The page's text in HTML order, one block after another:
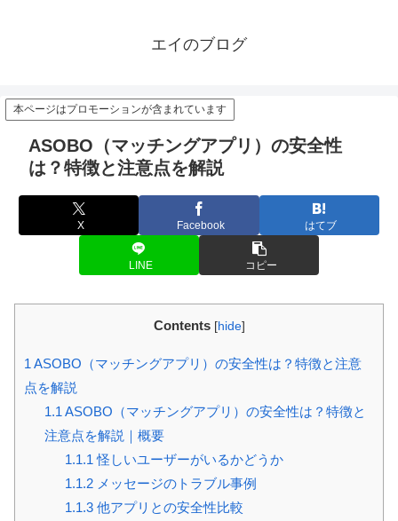
エイのブログ
本ページはプロモーションが含まれています
ASOBO（マッチングアプリ）の安全性
は？特徴と注意点を解説
X Facebook はてブ
LINE コピー
Contents [hide]
1 ASOBO（マッチングアプリ）の安全性は？特徴と注意
点を解説
1.1 ASOBO（マッチングアプリ）の安全性は？特徴と
注意点を解説｜概要
1.1.1 怪しいユーザーがいるかどうか
1.1.2メッセージのトラブル事例
1.1.3他アプリとの安全性比較